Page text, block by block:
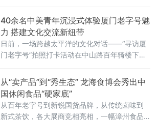
40余名中美青年沉浸式体验厦门老字号魅
力 搭建文化交流新纽带
日前，一场跨越太平洋的文化对话——“寻访厦
门老字号”拍照打卡活动在中山路百年骑楼下展
国“青年大使”鹭岛行系列活动之一，本次活动在
厦门市外办和厦门市商务局指导下，由外图
（厦门）文化传播有限公司和厦门老字号协会
共同承办。
从“卖产品”到“秀生态” 龙海食博会秀出中
国休闲食品“硬家底”
从百年老字号到新锐国货品牌，从传统卤味到
新式茶饮，各大展商竞相亮相，一幅漳州食品